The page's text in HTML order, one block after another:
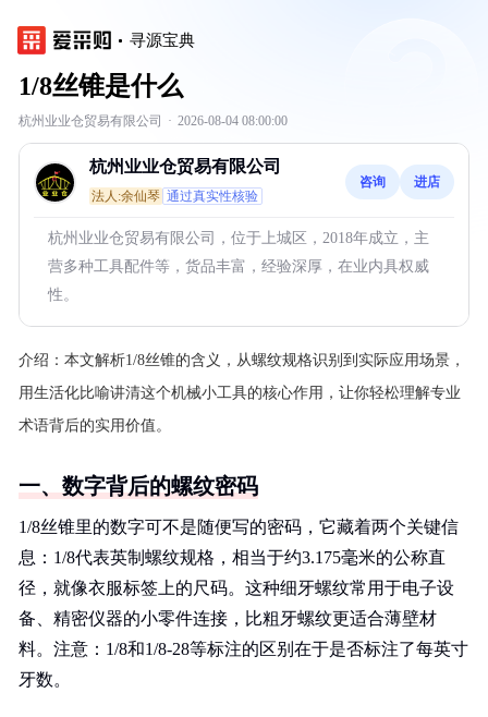
寻源宝典
1/8丝锥是什么
杭州业业仓贸易有限公司 · 2026-08-04 08:00:00
杭州业业仓贸易有限公司
法人:余仙琴 通过真实性核验
咨询 进店
杭州业业仓贸易有限公司，位于上城区，2018年成立，主
营多种工具配件等，货品丰富，经验深厚，在业内具权威
性。
介绍： 本文解析1/8丝锥的含义，从螺纹规格识别到实际应用场景，
用生活化比喻讲清这个机械小工具的核心作用，让你轻松理解专业
术语背后的实用价值。
一、数字背后的螺纹密码
1/8丝锥里的数字可不是随便写的密码，它藏着两个关键信
息：1/8代表英制螺纹规格，相当于约3.175毫米的公称直
径，就像衣服标签上的尺码。这种细牙螺纹常用于电子设
备、精密仪器的小零件连接，比粗牙螺纹更适合薄壁材
料。注意：1/8和1/8-28等标注的区别在于是否标注了每英寸
牙数。